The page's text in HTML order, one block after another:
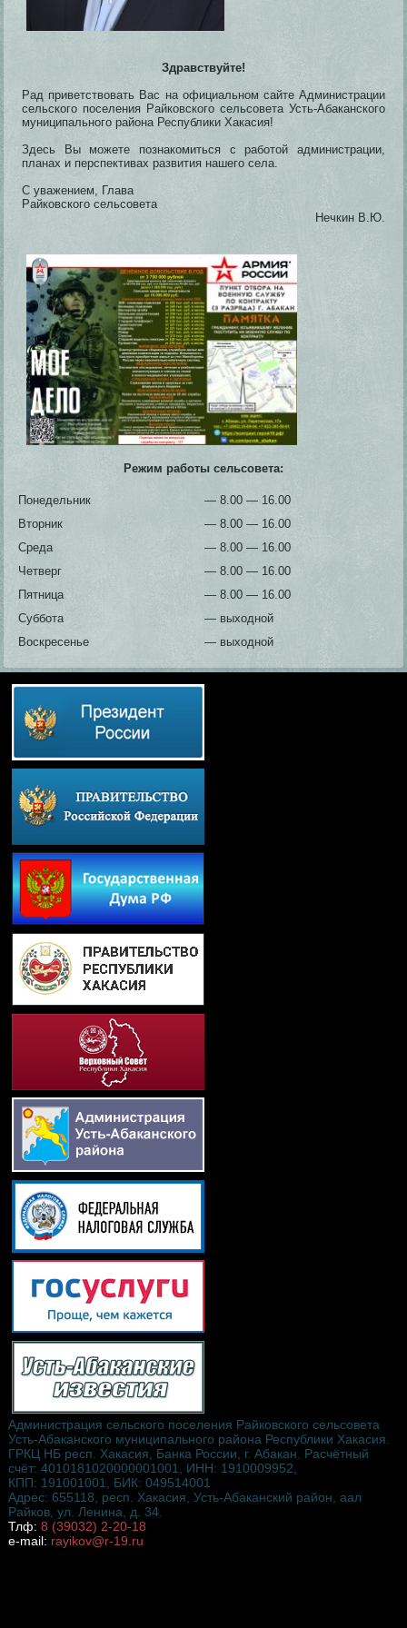
Здравствуйте!
Рад приветствовать Вас на официальном сайте Администрации
сельского поселения Райковского сельсовета Усть-Абаканского
муниципального района Республики Хакасия!
Здесь Вы можете познакомиться с работой администрации,
планах и перспективах развития нашего села.
С уважением, Глава
Райковского сельсовета
Нечкин В.Ю.
Режим работы сельсовета:
Понедельник
— 8.00 — 16.00
Вторник
— 8.00 — 16.00
Среда
— 8.00 — 16.00
Четверг
— 8.00 — 16.00
Пятница
— 8.00 — 16.00
Суббота
— выходной
Воскресенье
— выходной
Администрация сельского поселения Райковского сельсовета
Усть-Абаканского муниципального района Республики Хакасия.
ГРКЦ НБ респ. Хакасия, Банка России, г. Абакан. Расчётный
счёт: 4010181020000001001, ИНН: 1910009952,
КПП: 191001001, БИК: 049514001
Адрес: 655118, респ. Хакасия, Усть-Абаканский район, аал
Райков, ул. Ленина, д. 34.
Тлф: 8 (39032) 2-20-18
e-mail: rayikov@r-19.ru